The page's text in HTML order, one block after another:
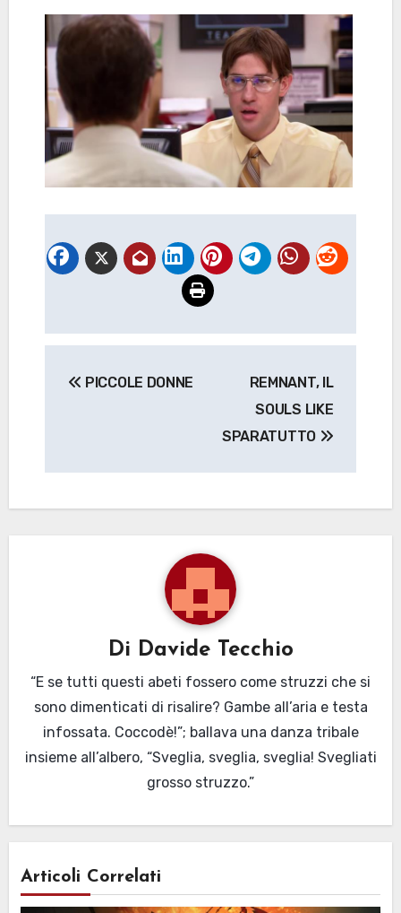
PICCOLE DONNE
REMNANT, IL
SOULS LIKE
SPARATUTTO
Di Davide Tecchio
“E se tutti questi abeti fossero come struzzi che si
sono dimenticati di risalire? Gambe all’aria e testa
infossata. Coccodè!”; ballava una danza tribale
insieme all’albero, “Sveglia, sveglia, sveglia! Svegliati
grosso struzzo.”
Articoli Correlati